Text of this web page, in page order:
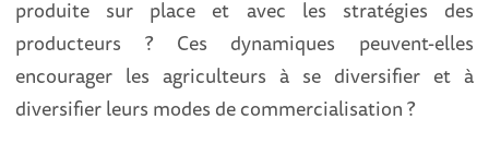
produite sur place et avec les stratégies des
producteurs ? Ces dynamiques peuvent-elles
encourager les agriculteurs à se diversifier et à
diversifier leurs modes de commercialisation ?